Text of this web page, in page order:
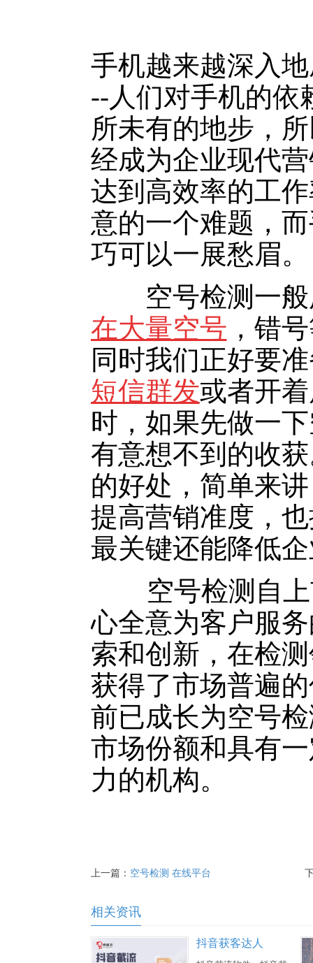
手机越来越深入
--人们对手机的依
所未有的地步，
经成为企业现代
达到高效率的工
意的一个难题，
巧可以一展愁眉。
空号检测一般
在大量空号 ，错
同时我们正好要
短信群发或者开
时，如果先做一
有意想不到的收
的好处，简单来
提高营销准度，
最关键还能降低
空号检测自上
心全意为客户服
索和创新，在检
获得了市场普遍
前已成长为空号
市场份额和具有
力的机构。
上一篇： 空号检测 在线平台
相关资讯
抖音获客达人